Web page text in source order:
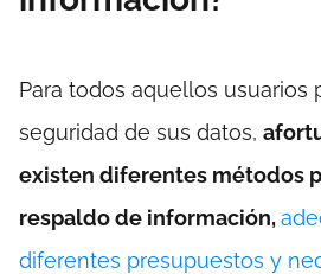
Para todos aquellos usuarios
seguridad de sus datos,
existen diferentes métodos
respaldo de información,
diferentes presupuestos y